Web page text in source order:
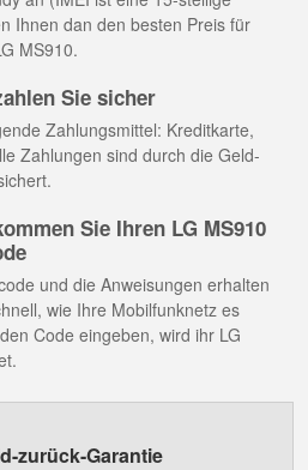
Ihnen dan den besten Preis für
MS910.
Sie sicher
Zahlungsmittel: Kreditkarte,
Zahlungen sind durch die Geld-
Sie Ihren LG MS910
und die Anweisungen erhalten
wie Ihre Mobilfunknetz es
Code eingeben, wird ihr LG
zurück-Garantie